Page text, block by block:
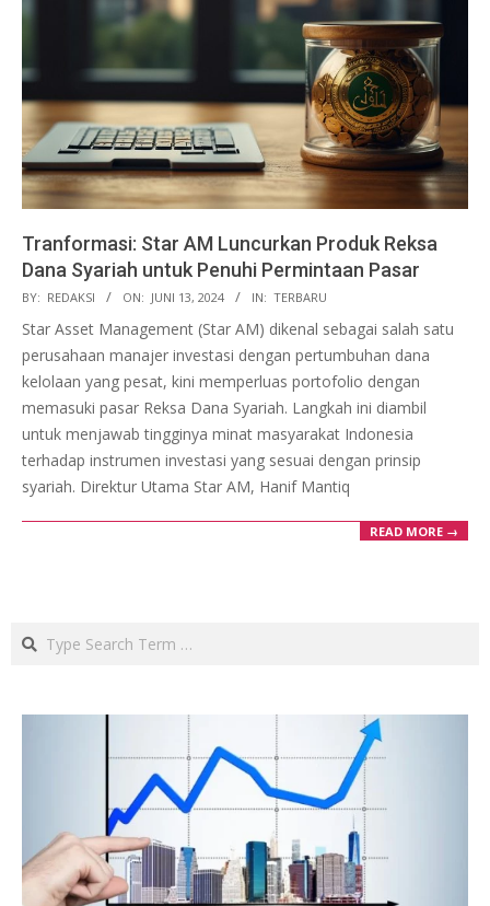
Tranformasi: Star AM Luncurkan Produk Reksa
Dana Syariah untuk Penuhi Permintaan Pasar
2024-
06-
BY: REDAKSI ON: JUNI 13, 2024 IN: TERBARU
Star Asset Management (Star AM) dikenal sebagai salah satu
perusahaan manajer investasi dengan pertumbuhan dana
kelolaan yang pesat, kini memperluas portofolio dengan
memasuki pasar Reksa Dana Syariah. Langkah ini diambil
untuk menjawab tingginya minat masyarakat Indonesia
terhadap instrumen investasi yang sesuai dengan prinsip
syariah. Direktur Utama Star AM, Hanif Mantiq
READ MORE →
Search